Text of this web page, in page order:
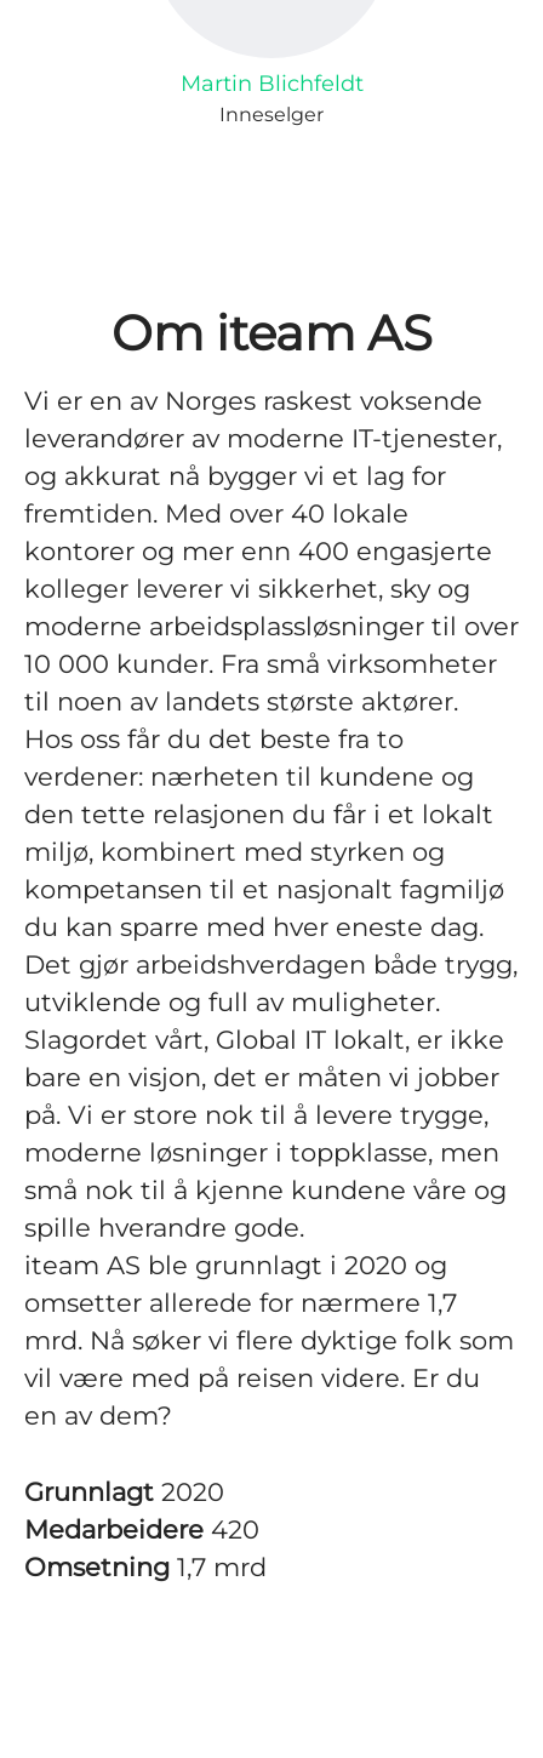
Martin Blichfeldt
Inneselger
Om iteam AS
Vi er en av Norges raskest voksende
leverandører av moderne IT-tjenester,
og akkurat nå bygger vi et lag for
fremtiden. Med over 40 lokale
kontorer og mer enn 400 engasjerte
kolleger leverer vi sikkerhet, sky og
moderne arbeidsplassløsninger til over
10 000 kunder. Fra små virksomheter
til noen av landets største aktører.
Hos oss får du det beste fra to
verdener: nærheten til kundene og
den tette relasjonen du får i et lokalt
miljø, kombinert med styrken og
kompetansen til et nasjonalt fagmiljø
du kan sparre med hver eneste dag.
Det gjør arbeidshverdagen både trygg,
utviklende og full av muligheter.
Slagordet vårt, Global IT lokalt, er ikke
bare en visjon, det er måten vi jobber
på. Vi er store nok til å levere trygge,
moderne løsninger i toppklasse, men
små nok til å kjenne kundene våre og
spille hverandre gode.
iteam AS ble grunnlagt i 2020 og
omsetter allerede for nærmere 1,7
mrd. Nå søker vi flere dyktige folk som
vil være med på reisen videre. Er du
en av dem?
Grunnlagt 2020
Medarbeidere 420
Omsetning 1,7 mrd